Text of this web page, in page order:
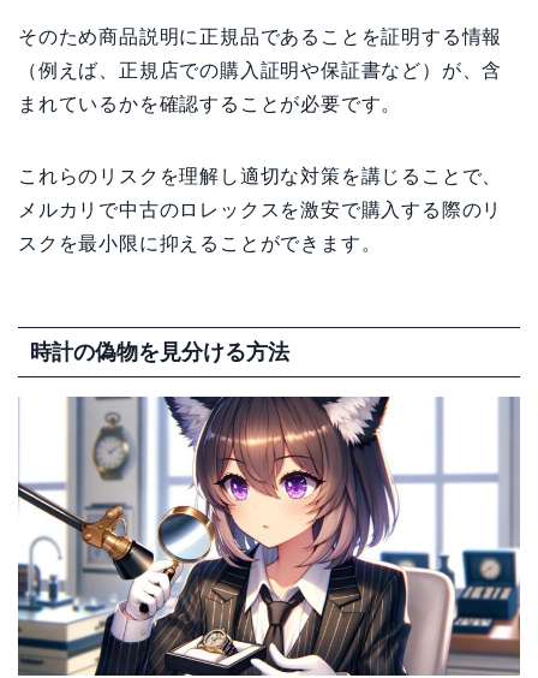
そのため商品説明に正規品であることを証明する情報
（例えば、正規店での購入証明や保証書など）が、含
まれているかを確認することが必要です。
これらのリスクを理解し適切な対策を講じることで、
メルカリで中古のロレックスを激安で購入する際のリ
スクを最小限に抑えることができます。
時計の偽物を見分ける方法